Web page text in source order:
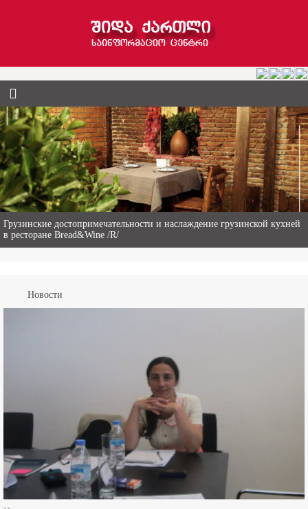
Гиви Абалаки – 86-летний фермер из Горийского муниципалитета
Новости